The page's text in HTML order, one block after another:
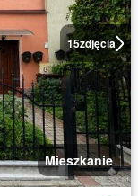
15zdjęcia
Mieszkanie